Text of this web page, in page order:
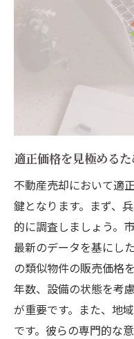
適正価格を見極める
不動産売却において適
鍵となります。まず、
的に調査しましょう。
最新のデータを基にし
の類似物件の販売価格
年数、設備の状態を考
が重要です。また、地
です。彼らの専門的な